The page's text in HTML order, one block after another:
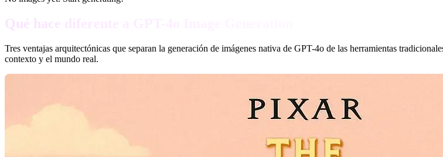
Qué hace diferente a GPT-4o Image Generation
Tres ventajas arquitectónicas que separan la generación de imágenes nativa de GPT-4o de las herramientas
contexto y el mundo real.